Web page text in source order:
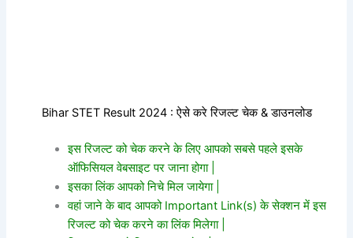
Bihar STET Result 2024 : ऐसे करे रिजल्ट चेक & डाउनलोड
इस रिजल्ट को चेक करने के लिए आपको सबसे पहले इसके
ऑफिसियल वेबसाइट पर जाना होगा |
इसका लिंक आपको निचे मिल जायेगा |
वहां जाने के बाद आपको Important Link(s) के सेक्शन में इस
रिजल्ट को चेक करने का लिंक मिलेगा |